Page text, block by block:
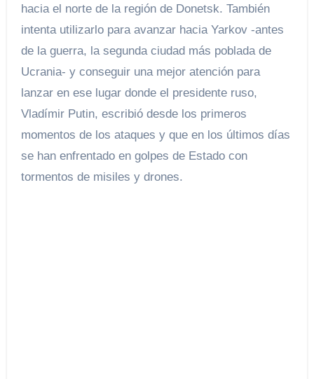
hacia el norte de la región de Donetsk. También
intenta utilizarlo para avanzar hacia Yarkov -antes
de la guerra, la segunda ciudad más poblada de
Ucrania- y conseguir una mejor atención para
lanzar en ese lugar donde el presidente ruso,
Vladímir Putin, escribió desde los primeros
momentos de los ataques y que en los últimos días
se han enfrentado en golpes de Estado con
tormentos de misiles y drones.